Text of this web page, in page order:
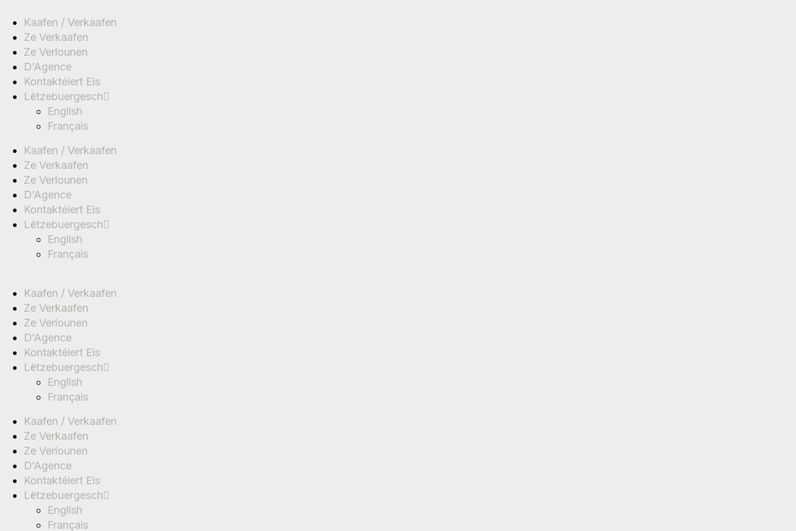
Kaafen / Verkaafen
Ze Verkaafen
Ze Verlounen
D’Agence
Kontaktéiert Eis
Lëtzebuergesch
English
Français
Kaafen / Verkaafen
Ze Verkaafen
Ze Verlounen
D’Agence
Kontaktéiert Eis
Lëtzebuergesch
English
Français
Kaafen / Verkaafen
Ze Verkaafen
Ze Verlounen
D’Agence
Kontaktéiert Eis
Lëtzebuergesch
English
Français
Kaafen / Verkaafen
Ze Verkaafen
Ze Verlounen
D’Agence
Kontaktéiert Eis
Lëtzebuergesch
English
Français